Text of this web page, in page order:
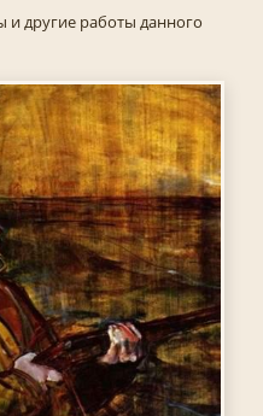
и другие работы данного